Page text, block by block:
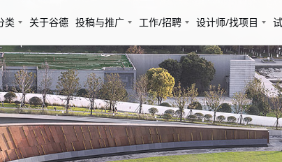
类 关于谷德 投稿与推广 工作/招聘 设计师/找项目